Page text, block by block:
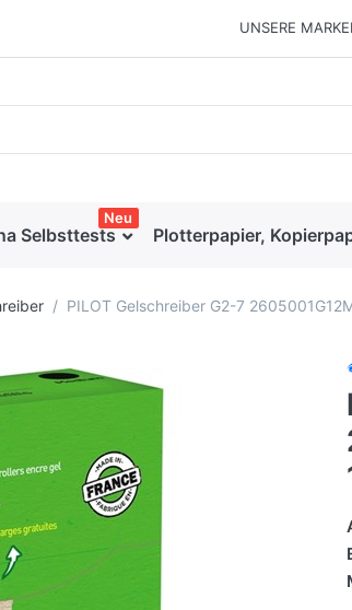
UNSERE
Selbsttests
Neu
Plotterpapier,
PILOT Gelschreiber G2-7